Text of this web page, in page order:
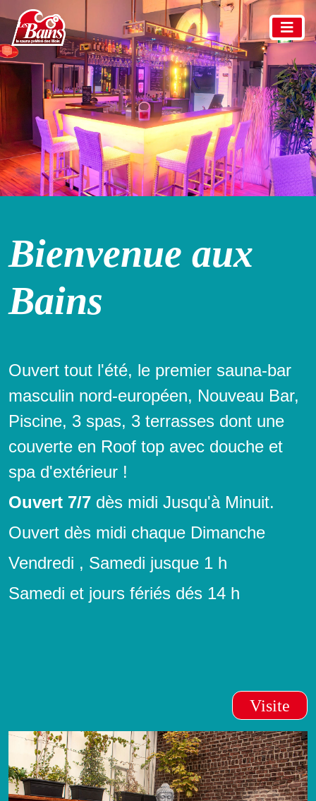
Bienvenue aux
Bains
Ouvert tout l'été, le premier sauna-bar
masculin nord-européen, Nouveau Bar,
Piscine, 3 spas, 3 terrasses dont une
couverte en Roof top avec douche et
spa d'extérieur !
Ouvert 7/7 dès midi Jusqu'à Minuit.
Ouvert dès midi chaque Dimanche
Vendredi , Samedi jusque 1 h
Samedi et jours fériés dés 14 h
Visite